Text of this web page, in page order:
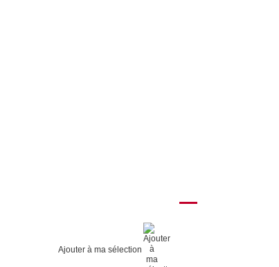
Ajouter à ma sélection